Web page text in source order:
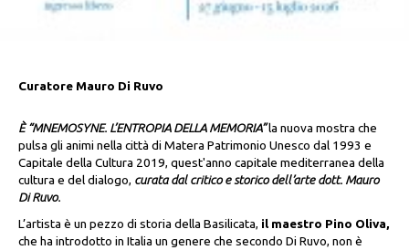
Curatore Mauro Di Ruvo
È “MNEMOSYNE. L’ENTROPIA DELLA MEMORIA”la nuova mostra che
pulsa gli animi nella città di Matera Patrimonio Unesco dal 1993 e
Capitale della Cultura 2019, quest'anno capitale mediterranea della
cultura e del dialogo, curata dal critico e storico dell’arte dott. Mauro
Di Ruvo.
L’artista è un pezzo di storia della Basilicata, il maestro Pino Oliva,
che ha introdotto in Italia un genere che secondo Di Ruvo, non è